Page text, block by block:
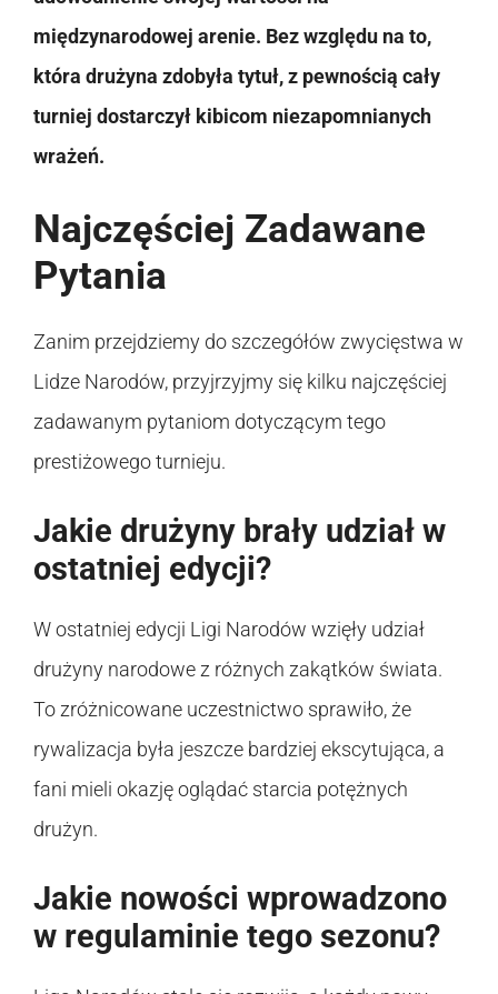
międzynarodowej arenie. Bez względu na to,
która drużyna zdobyła tytuł, z pewnością cały
turniej dostarczył kibicom niezapomnianych
wrażeń.
Najczęściej Zadawane
Pytania
Zanim przejdziemy do szczegółów zwycięstwa w
Lidze Narodów, przyjrzyjmy się kilku najczęściej
zadawanym pytaniom dotyczącym tego
prestiżowego turnieju.
Jakie drużyny brały udział w
ostatniej edycji?
W ostatniej edycji Ligi Narodów wzięły udział
drużyny narodowe z różnych zakątków świata.
To zróżnicowane uczestnictwo sprawiło, że
rywalizacja była jeszcze bardziej ekscytująca, a
fani mieli okazję oglądać starcia potężnych
drużyn.
Jakie nowości wprowadzono
w regulaminie tego sezonu?